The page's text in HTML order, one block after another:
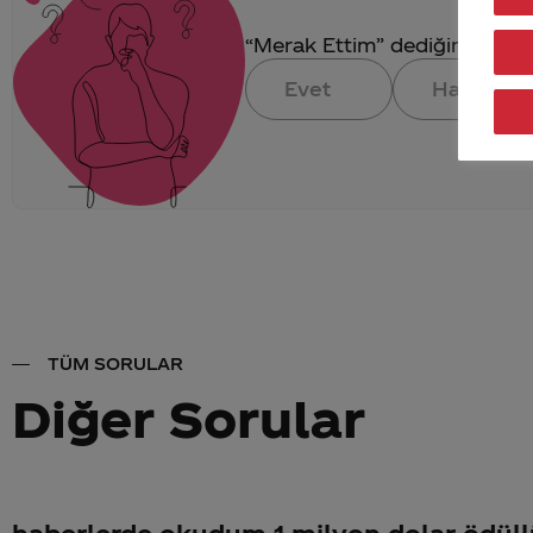
“Merak Ettim” dediğin
Evet
Hayır
TÜM SORULAR
Diğer Sorular